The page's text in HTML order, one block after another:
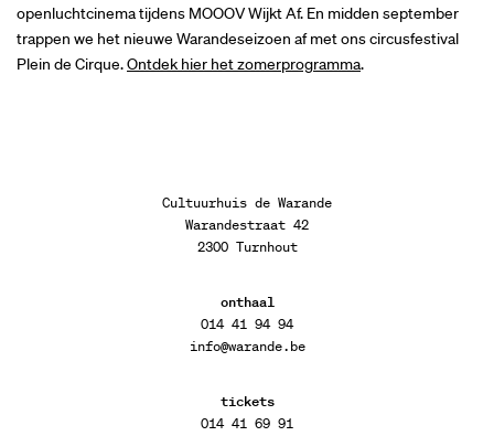
openluchtcinema tijdens MOOOV Wijkt Af. En midden september
trappen we het nieuwe Warandeseizoen af met ons circusfestival
Plein de Cirque.Ontdek hier het zomerprogramma.
Cultuurhuis de Warande
Warandestraat 42
2300 Turnhout
onthaal
014 41 94 94
info@warande.be
tickets
014 41 69 91